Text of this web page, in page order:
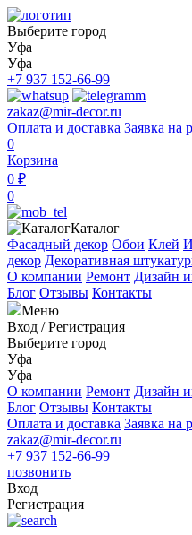
Выберите город
Уфа
Уфа
+7 937 152-66-99
zakaz@mir-decor.ru
Оплата и доставка Заявка на
0
Корзина
0 ₽
0
Каталог
Фасадный декор Обои Клей
декор Декоративная
О компании Ремонт Дизайн
Блог Отзывы Контакты
Меню
Вход /Регистрация
Выберите город
Уфа
Уфа
О компании Ремонт Дизайн
Блог Отзывы Контакты
Оплата и доставка Заявка на
zakaz@mir-decor.ru
+7 937 152-66-99
позвонить
Вход
Регистрация